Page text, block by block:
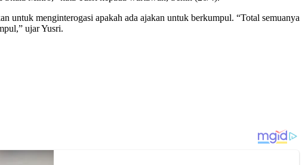
untuk menginterogasi apakah ada ajakan untuk berkumpul. “Total semuanya
ujar Yusri.